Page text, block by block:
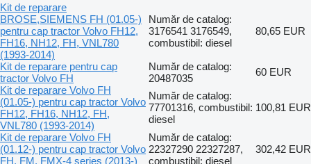
Kit de reparare
BROSE,SIEMENS FH (01.05-)
pentru cap tractor Volvo FH12,
FH16, NH12, FH, VNL780
(1993-2014)
Număr de catalog:
3176541 3176549,
combustibil: diesel
80,65 EUR
Kit de reparare pentru cap
tractor Volvo FH
Număr de catalog:
20487035
60 EUR
Kit de reparare Volvo FH
(01.05-) pentru cap tractor Volvo
FH12, FH16, NH12, FH,
VNL780 (1993-2014)
Număr de catalog:
77701316, combustibil:
diesel
100,81 EUR
Kit de reparare Volvo FH
(01.12-) pentru cap tractor Volvo
FH, FM, FMX-4 series (2013-)
Număr de catalog:
22327290 22327287,
combustibil: diesel
302,42 EUR